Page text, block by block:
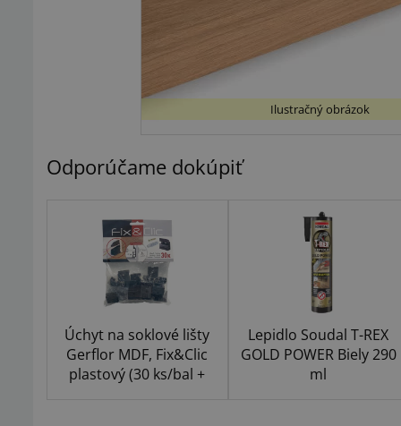
Ilustračný obrázok
Odporúčame dokúpiť
Úchyt na soklové lišty
Gerflor MDF, Fix&Clic
plastový (30 ks/bal +
Lepidlo Soudal T-REX
GOLD POWER Biely 290
ml